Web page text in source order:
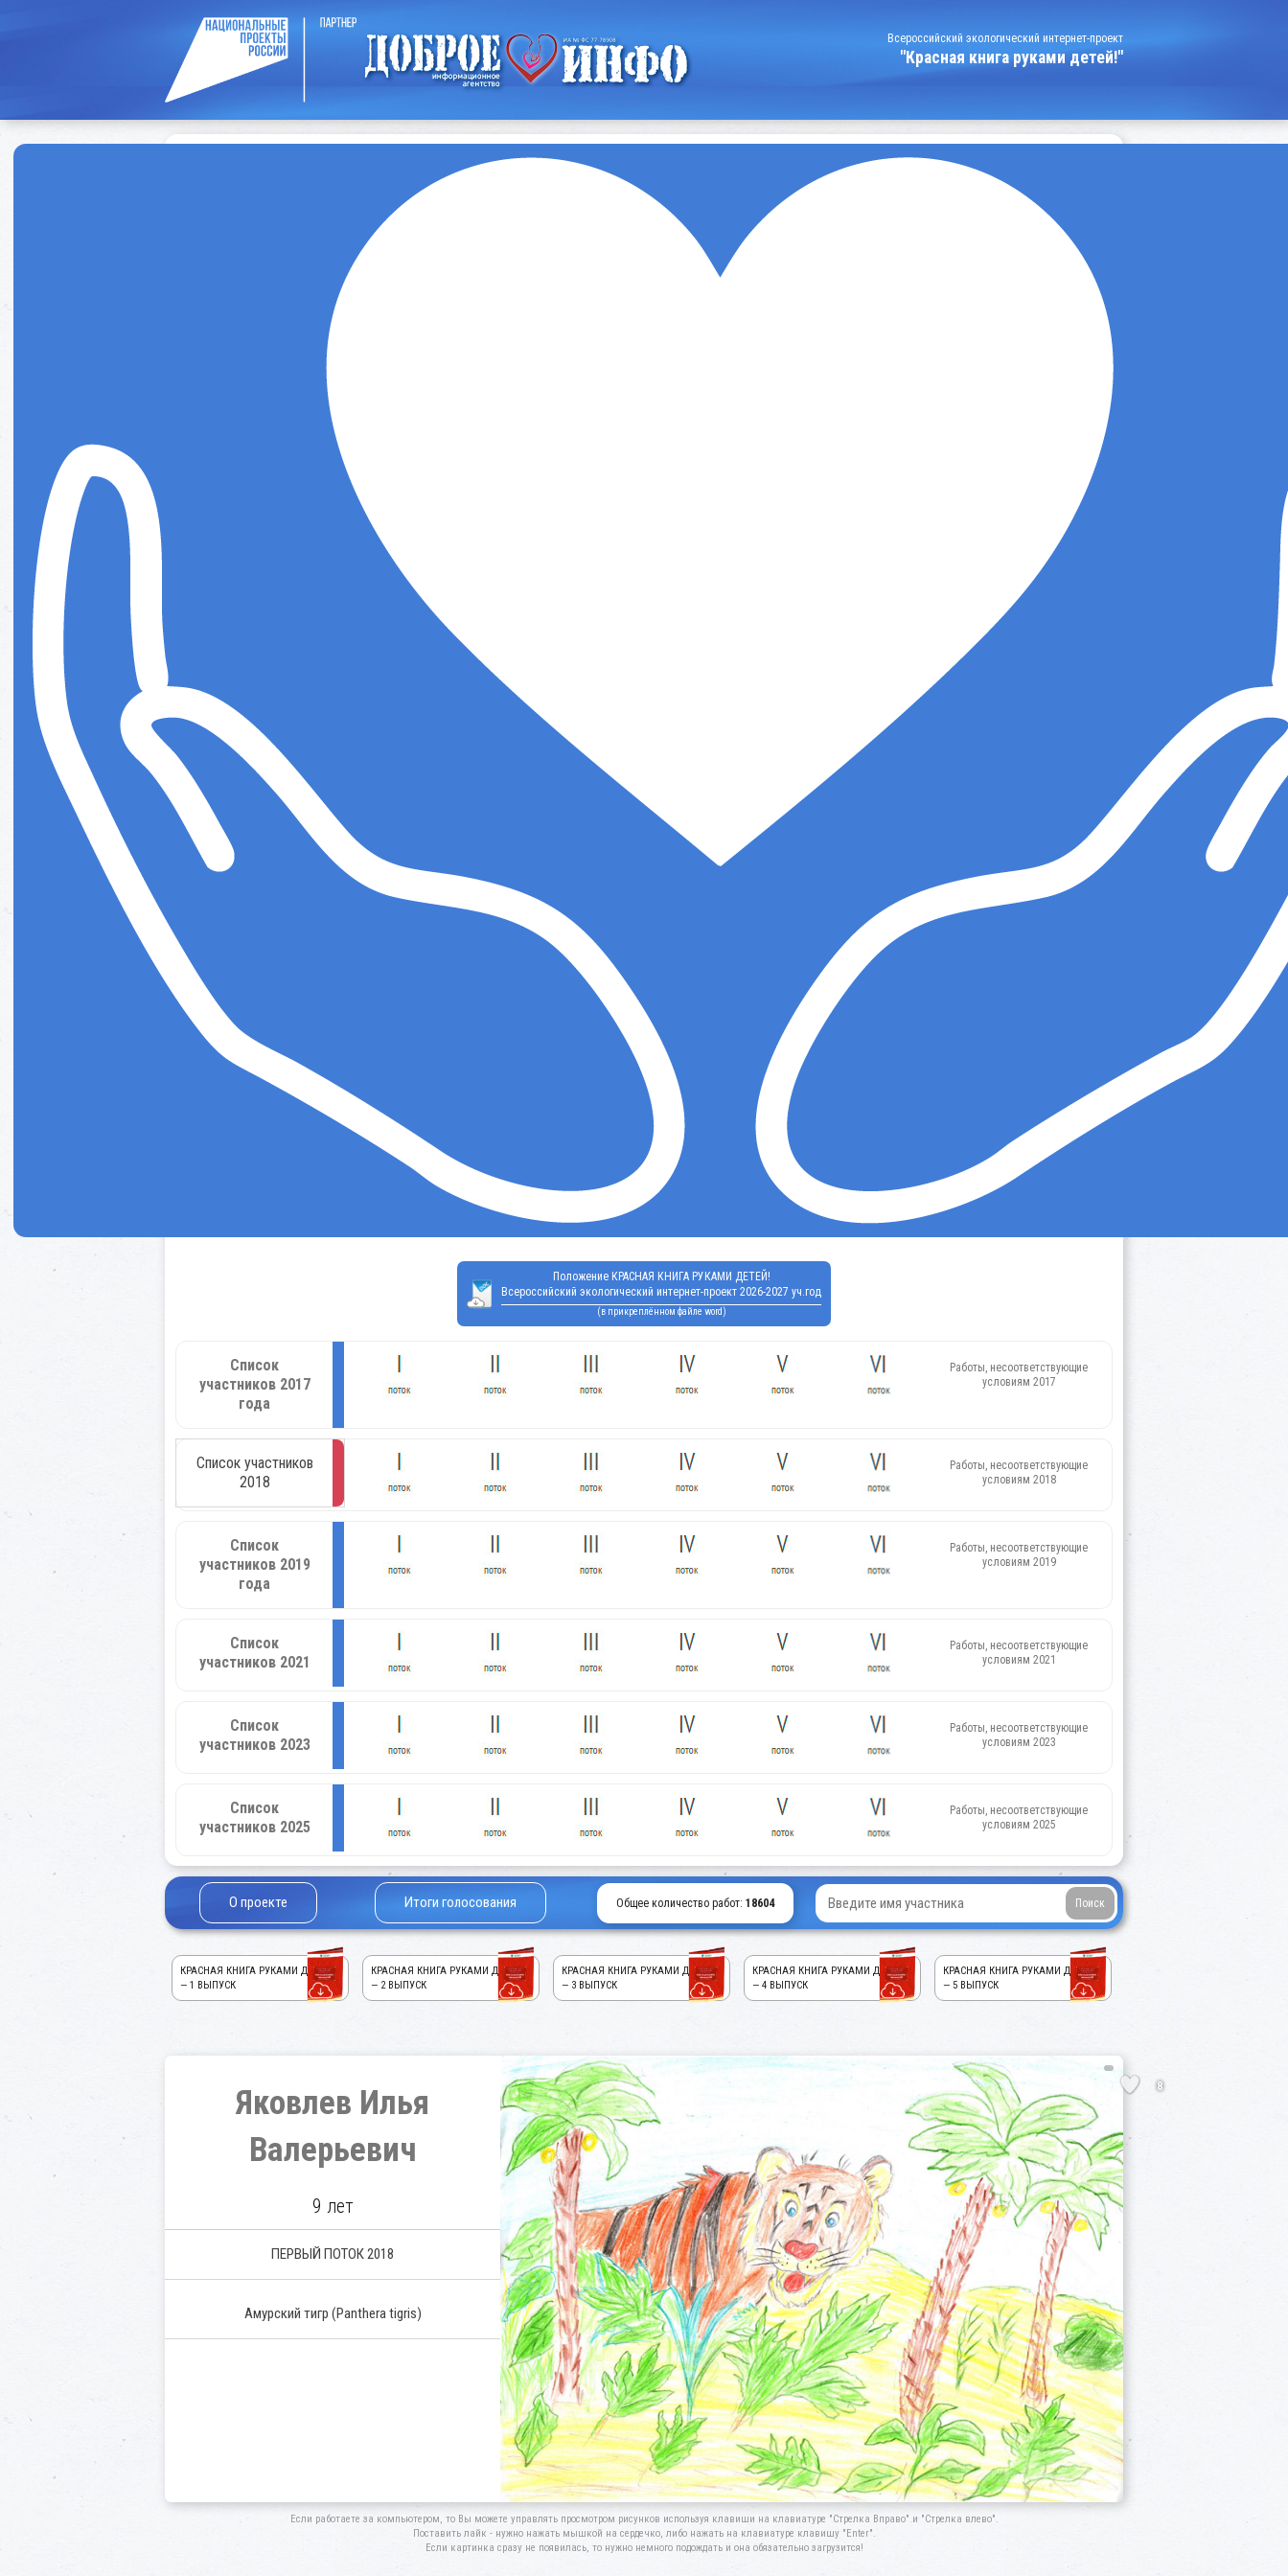
Всероссийский экологический интернет-проект
"Красная книга руками детей!"
Положение КРАСНАЯ КНИГА РУКАМИ ДЕТЕЙ!
Всероссийский экологический интернет-проект 2026-2027 уч.год
(в прикреплённом файле word)
Список
участников 2017
года
Работы, несоответствующие
условиям 2017
Список участников
2018
Работы, несоответствующие
условиям 2018
Список
участников 2019
года
Работы, несоответствующие
условиям 2019
Список
участников 2021
Работы, несоответствующие
условиям 2021
Список
участников 2023
Работы, несоответствующие
условиям 2023
Список
участников 2025
Работы, несоответствующие
условиям 2025
О проекте Итоги голосования Общее количество работ: 18604
КРАСНАЯ КНИГА РУКАМИ ДЕТЕЙ!
— 1 ВЫПУСК
КРАСНАЯ КНИГА РУКАМИ ДЕТЕЙ!
— 2 ВЫПУСК
КРАСНАЯ КНИГА РУКАМИ ДЕТЕЙ!
— 3 ВЫПУСК
КРАСНАЯ КНИГА РУКАМИ ДЕТЕЙ!
— 4 ВЫПУСК
КРАСНАЯ КНИГА РУКАМИ ДЕТЕЙ!
— 5 ВЫПУСК
Яковлев Илья
Валерьевич
9 лет
ПЕРВЫЙ ПОТОК 2018
Амурский тигр (Panthera tigris)
8
Если работаете за компьютером, то Вы можете управлять просмотром рисунков используя клавиши на клавиатуре "Стрелка Вправо" и "Стрелка влево".
Поставить лайк - нужно нажать мышкой на сердечко, либо нажать на клавиатуре клавишу "Enter".
Если картинка сразу не появилась, то нужно немного подождать и она обязательно загрузится!